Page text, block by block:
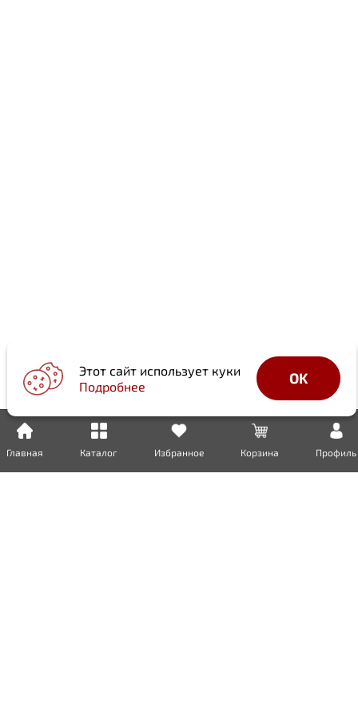
Главная Каталог Избранное Корзина Профиль
Этот сайт использует куки
Подробнее
OK